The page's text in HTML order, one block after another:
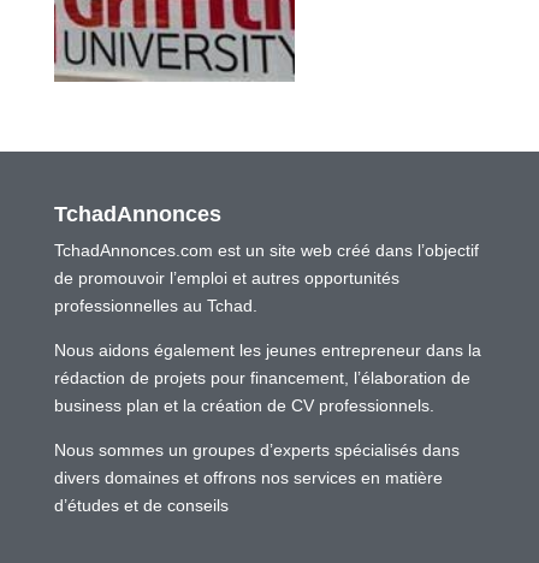
TchadAnnonces
TchadAnnonces.com est un site web créé dans l’objectif
de promouvoir l’emploi et autres opportunités
professionnelles au Tchad.
Nous aidons également les jeunes entrepreneur dans la
rédaction de projets pour financement, l’élaboration de
business plan et la création de CV professionnels.
Nous sommes un groupes d’experts spécialisés dans
divers domaines et offrons nos services en matière
d’études et de conseils